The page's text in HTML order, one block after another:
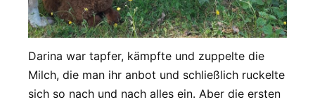
Darina war tapfer, kämpfte und zuppelte die
Milch, die man ihr anbot und schließlich ruckelte
sich so nach und nach alles ein. Aber die ersten